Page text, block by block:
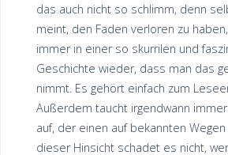
das auch nicht so schlimm, denn
meint, den Faden verloren zu
immer in einer so skurrilen und
Geschichte wieder, dass man das
nimmt. Es gehört einfach zum
Außerdem taucht irgendwann
auf, der einen auf bekannten
dieser Hinsicht schadet es nicht,